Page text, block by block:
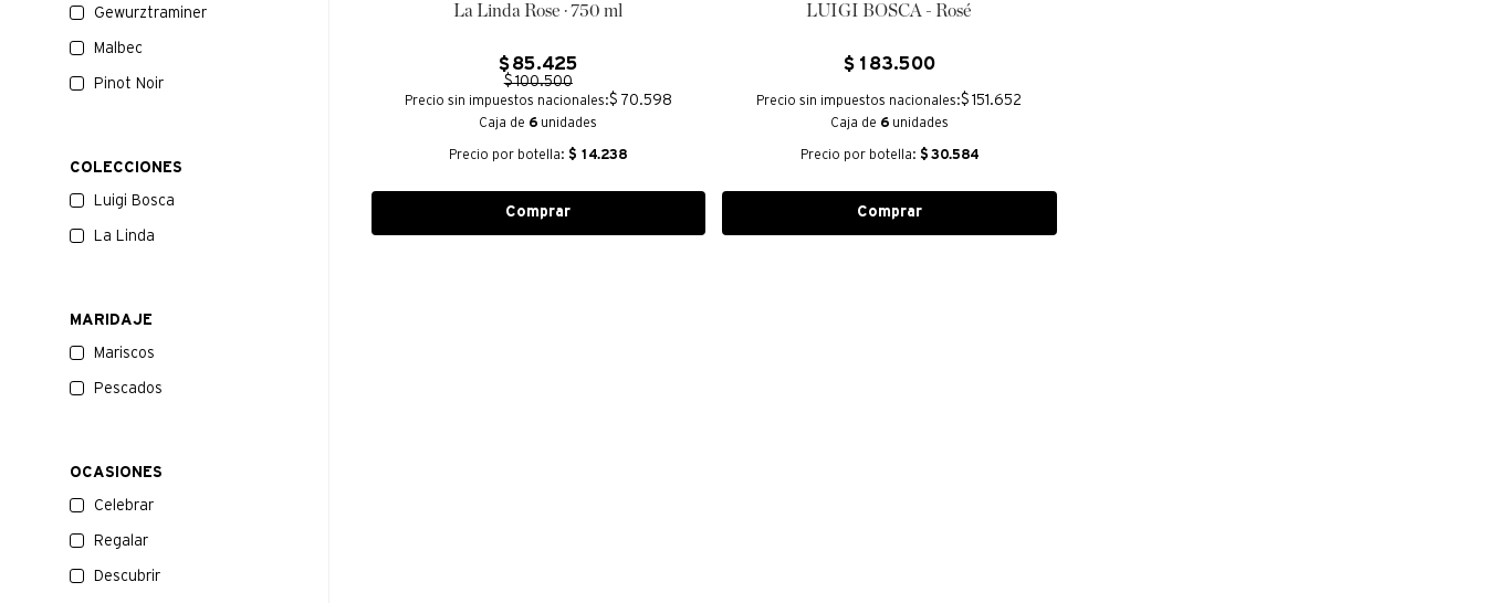
COLECCIONES
Luigi Bosca
La Linda
MARIDAJE
Mariscos
Pescados
OCASIONES
Celebrar
Regalar
Descubrir
Gewurztraminer
Malbec
Pinot Noir
La Linda Rose · 750 ml
$ 85.425
$100.500
Precio sin impuestos nacionales:$ 70.598
Caja de 6 unidades
Precio por botella:$ 14.238
Comprar
LUIGI BOSCA - Rosé
$ 183.500
Precio sin impuestos nacionales:$ 151.652
Caja de 6 unidades
Precio por botella: $ 30.584
Comprar